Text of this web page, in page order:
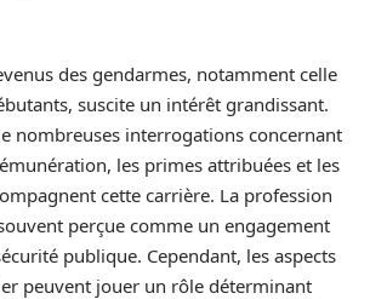
des gendarmes, notamment celle
suscite un intérêt grandissant.
nombreuses interrogations concernant
les primes attribuées et les
cette carrière. La profession
perçue comme un engagement
publique. Cependant, les aspects
peuvent jouer un rôle déterminant